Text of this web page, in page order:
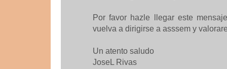
Por favor hazle llegar este
vuelva a dirigirse a asssem y
Un atento saludo
JoseL Rivas